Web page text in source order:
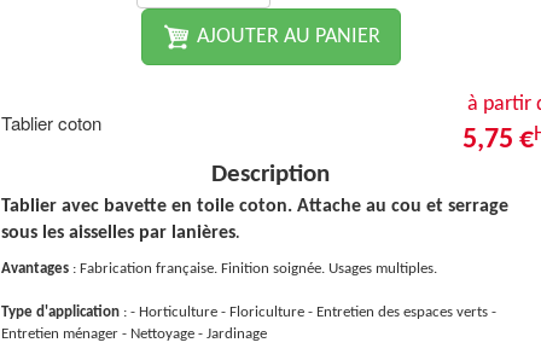
AJOUTER AU PANIER
à partir
5,75 €
Tablier coton
Description
Tablier avec bavette en toile coton. Attache au cou et serrage
sous les aisselles par lanières.
Avantages : Fabrication française. Finition soignée. Usages multiples.
Type d'application : - Horticulture - Floriculture - Entretien des espaces verts -
Entretien ménager - Nettoyage - Jardinage